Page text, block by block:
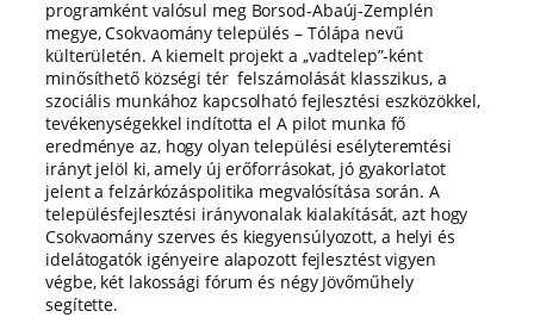
programként valósul meg Borsod-Abaúj-Zemplén
megye, Csokvaomány település – Tólápa nevű
külterületén. A kiemelt projekt a ,,vadtelep”-ként
minősíthető községi tér felszámolását klasszikus, a
szociális munkához kapcsolható fejlesztési eszközökkel,
tevékenységekkel indította el A pilot munka fő
eredménye az, hogy olyan települési esélyteremtési
irányt jelöl ki, amely új erőforrásokat, jó gyakorlatot
jelent a felzárkózáspolitika megvalósítása során. A
településfejlesztési irányvonalak kialakítását, azt hogy
Csokvaomány szerves és kiegyensúlyozott, a helyi és
idelátogatók igényeire alapozott fejlesztést vigyen
végbe, két lakossági fórum és négy Jövőműhely
segítette.